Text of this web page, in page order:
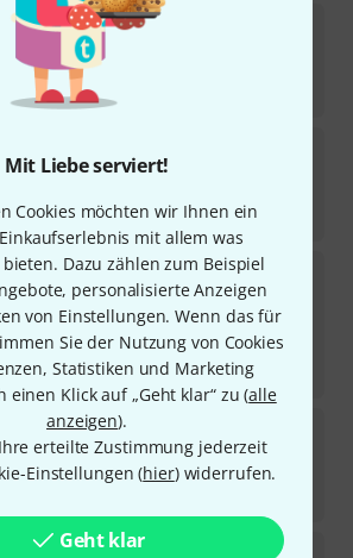
Mit Liebe serviert!
Cookies möchten wir Ihnen ein
mit allem was
Dazu zählen zum Beispiel
personalisierte Anzeigen
von Einstellungen. Wenn das für
Sie der Nutzung von Cookies
Statistiken und Marketing
einen Klick auf „Geht klar“ zu (alle
anzeigen).
erteilte Zustimmung jederzeit
Einstellungen (hier) widerrufen.
Geht klar
AudioVolt 476 USB Recording Studio
104
lieferbar
€
6
€
AudioApollo x6 Gen2 AC
5
lieferbar
€
30-Tage-Bestpreis:2.369 €
AudioVolt 476P USB Recording Studio
61
lieferbar
AudioApollo Twin X Quad Gen2 AC Pro